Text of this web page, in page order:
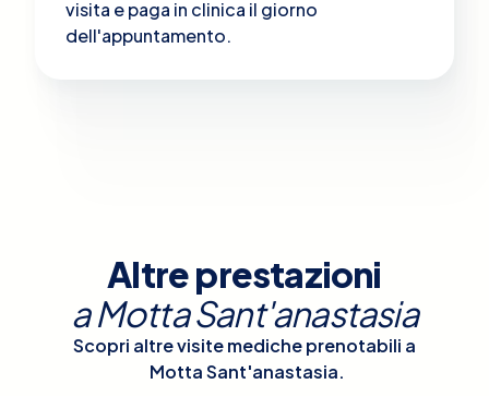
visita e paga in clinica il giorno
dell'appuntamento.
Altre prestazioni
aMotta Sant'anastasia
Scopri altre visite mediche prenotabili a
Motta Sant'anastasia.